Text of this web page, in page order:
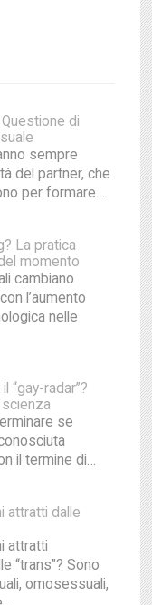
di
sempre
del partner, che
per formare…
La pratica
momento
cambiano
l’aumento
nelle
“gay-radar”?
se
il termine di…
attratti dalle
attratti
“trans”? Sono
omosessuali,